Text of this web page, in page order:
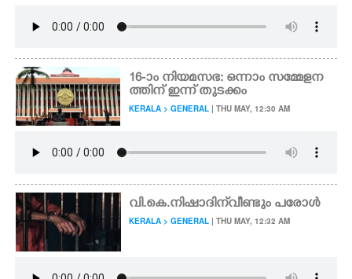
16-ാം നിയമസഭ: ഒന്നാം സമ്മേളന
ത്തിന് ഇന്ന് തുടക്കം
KERALA > GENERAL | THU MAY, 12:30 AM
വി.കെ.നിഷാദിന് വീണ്ടും പരോൾ
KERALA > GENERAL | THU MAY, 12:32 AM